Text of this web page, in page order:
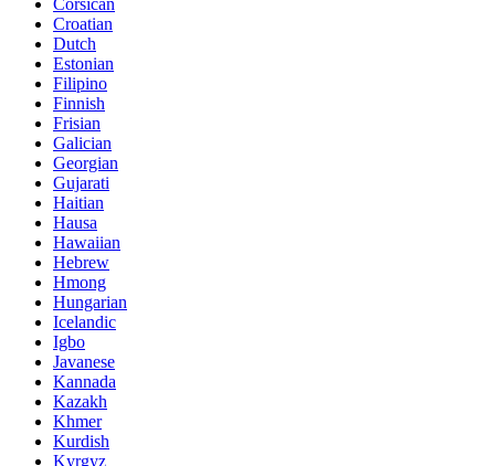
Corsican
Croatian
Dutch
Estonian
Filipino
Finnish
Frisian
Galician
Georgian
Gujarati
Haitian
Hausa
Hawaiian
Hebrew
Hmong
Hungarian
Icelandic
Igbo
Javanese
Kannada
Kazakh
Khmer
Kurdish
Kyrgyz